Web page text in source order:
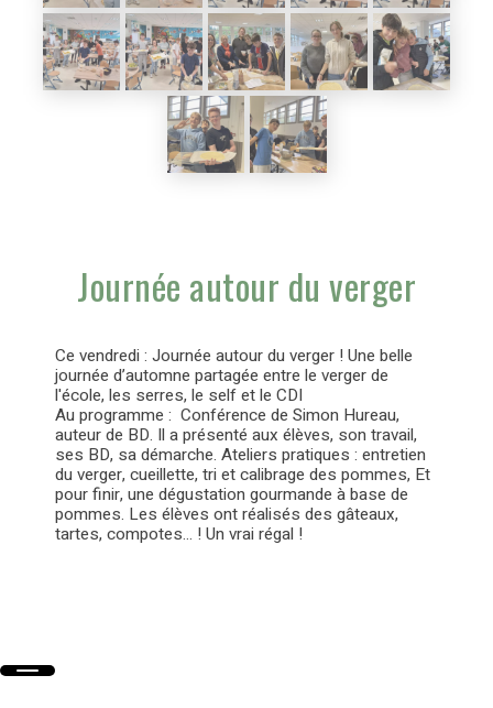
Journée autour du verger
Ce vendredi : Journée autour du verger ! Une belle
journée d’automne partagée entre le verger de
l'école, les serres, le self et le CDI
Au programme : Conférence de Simon Hureau,
auteur de BD. Il a présenté aux élèves, son travail,
ses BD, sa démarche. Ateliers pratiques : entretien
du verger, cueillette, tri et calibrage des pommes, Et
pour finir, une dégustation gourmande à base de
pommes. Les élèves ont réalisés des gâteaux,
tartes, compotes... ! Un vrai régal !